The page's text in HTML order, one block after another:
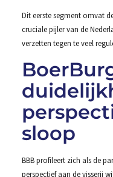
Dit eerste segment omvat
cruciale pijler van de
verzetten tegen te veel
sloop
BBB profileert zich als de
perspectief aan de visserij